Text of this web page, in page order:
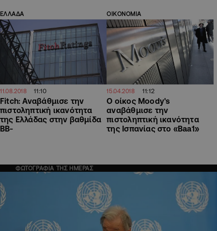
ΕΛΛΑΔΑ
11.08.2018 11:10
Fitch: Αναβάθμισε την
πιστοληπτική ικανότητα
της Ελλάδας στην βαθμίδα
ΒΒ-
ΟΙΚΟΝΟΜΙΑ
15.04.2018 11:12
Ο οίκος Moody's
αναβάθμισε την
πιστοληπτική ικανότητα
της Ισπανίας στο «Baa1»
ΦΩΤΟΓΡΑΦΙΑ ΤΗΣ ΗΜΕΡΑΣ